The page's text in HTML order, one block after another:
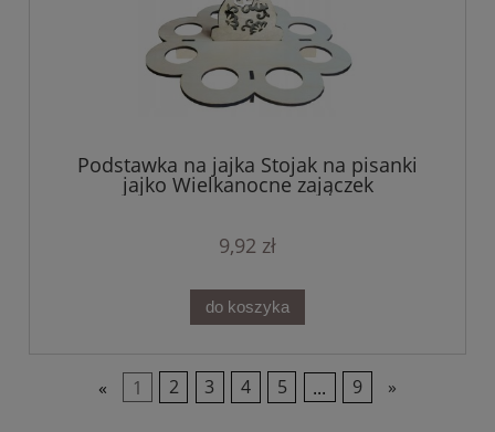
Podstawka na jajka Stojak na pisanki
jajko Wielkanocne zajączek
9,92 zł
do koszyka
« 1 2 3 4 5 ... 9 »